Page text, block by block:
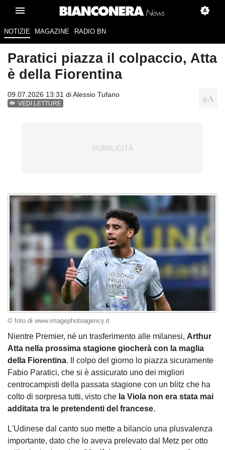
NOTIZIE MAGAZINE RADIO BN
Paratici piazza il colpaccio, Atta
è della Fiorentina
09.07.2026 13:31 diAlessio Tufano
VEDI LETTURE
© foto di www.imagephotoagency.it
Nientre Premier, né un trasferimento alle milanesi, Arthur
Atta nella prossima stagione giocherà con la maglia
della Fiorentina. Il colpo del giorno lo piazza sicuramente
Fabio Paratici, che si è assicurato uno dei migliori
centrocampisti della passata stagione con un blitz che ha
colto di sorpresa tutti, visto che la Viola non era stata mai
additata tra le pretendenti del francese.
L'Udinese dal canto suo mette a bilancio una plusvalenza
importante, dato che lo aveva prelevato dal Metz per otto